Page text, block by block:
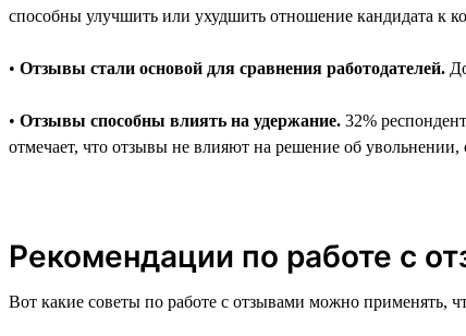
способны улучшить или ухудшить отношение кандидата к
• Отзывы стали основой для сравнения работодателей.
• Отзывы способны влиять на удержание. 32%
отмечает, что отзывы не влияют на решение об увольнении,
Рекомендации по работе с
Вот какие советы по работе с отзывами можно применять,